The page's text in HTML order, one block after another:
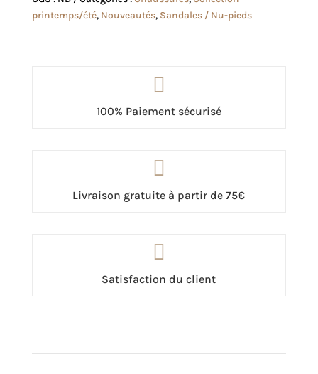
printemps/été, Nouveautés, Sandales / Nu-pieds

100% Paiement sécurisé

Livraison gratuite à partir de 75€

Satisfaction du client